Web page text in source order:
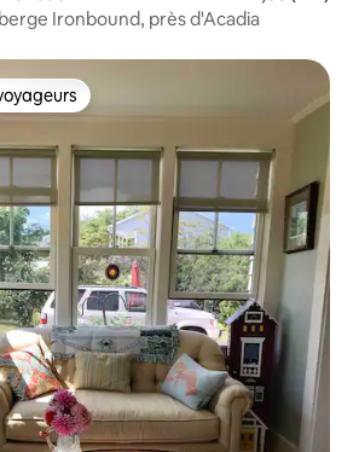
Ironbound, près d'Acadia
les plus appréciés